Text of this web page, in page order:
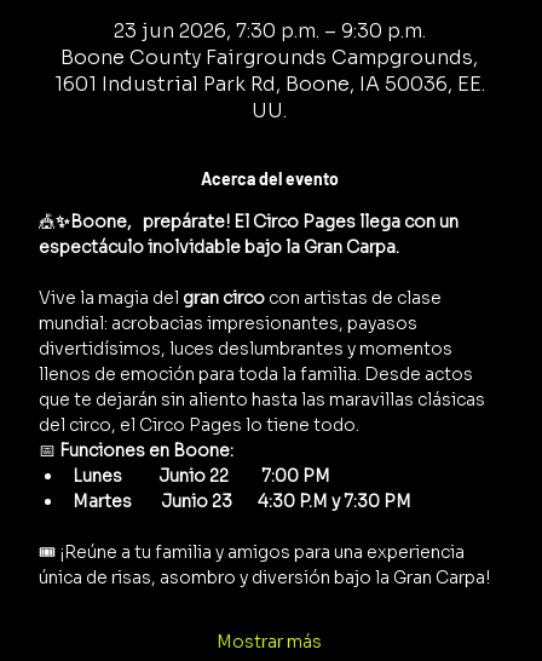
23 jun 2026, 7:30 p.m. – 9:30 p.m.
Boone County Fairgrounds Campgrounds,
1601 Industrial Park Rd, Boone, IA 50036, EE.
UU.
Acerca del evento
🎪✨Boone,   prepárate! El Circo Pages llega con un
espectáculo inolvidable bajo la Gran Carpa.
Vive la magia del gran circo con artistas de clase
mundial: acrobacias impresionantes, payasos
divertidísimos, luces deslumbrantes y momentos
llenos de emoción para toda la familia. Desde actos
que te dejarán sin aliento hasta las maravillas clásicas
del circo, el Circo Pages lo tiene todo.
📅 Funciones en Boone:
Lunes          Junio 22         7:00 PM
Martes        Junio 23       4:30 P.M y 7:30 PM
🎟️ ¡Reúne a tu familia y amigos para una experiencia
única de risas, asombro y diversión bajo la Gran Carpa!
Mostrar más